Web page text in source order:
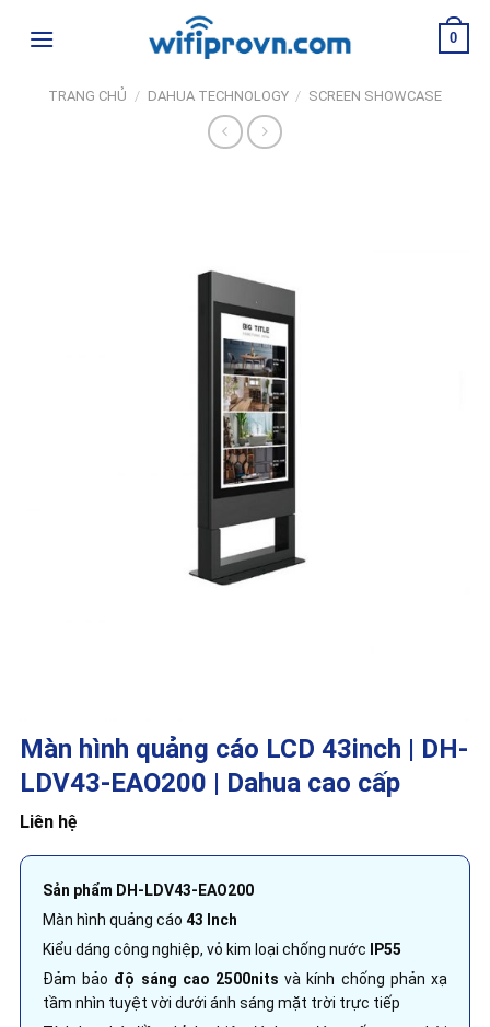
0
TRANG CHỦ / DAHUA TECHNOLOGY / SCREEN SHOWCASE
Màn hình quảng cáo LCD 43inch | DH-
LDV43-EAO200 | Dahua cao cấp
Liên hệ
Sản phẩm DH-LDV43-EAO200
Màn hình quảng cáo 43 Inch
Kiểu dáng công nghiệp, vỏ kim loại chống nước
IP55
Đảm bảo độ sáng cao 2500nits và kính chống phản xạ
tầm nhìn tuyệt vời dưới ánh sáng mặt trời trực tiếp